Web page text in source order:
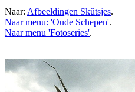
Naar: Afbeeldingen Skûtsjes.
Naar menu: 'Oude Schepen'.
Naar menu 'Fotoseries'.